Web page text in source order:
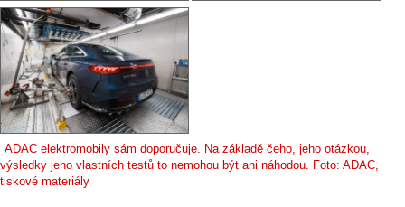
ADAC elektromobily sám doporučuje. Na základě čeho, jeho otázkou,
výsledky jeho vlastních testů to nemohou být ani náhodou. Foto: ADAC,
tiskové materiály